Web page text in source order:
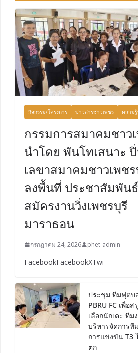
กิจกรรม/โครงการ ข่าวสารชาวเพชร ความ
กรรมการสมาคมชาว
นําโดย พันโทเสนาะ
เลขาสมาคมชาวเพช
ลงพื้นที่ ประชาสัมพัน
สมัครงานวิ่งเพชรบุรี
มาราธอน
กรกฎาคม 24, 2026 phet-admin
FacebookFacebookXTwi
ประชุม ทีมฟุตบ
PBRU FC เพื่อ
เลือกนักเตะ ทีม
บริหารจัดการที
การแข่งขัน T3
ตก